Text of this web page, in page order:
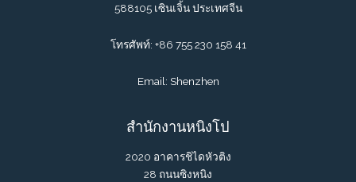
588105 เซินเจิ้น ประเทศจีน
โทรศัพท์: +86 755 230 158 41
Email: Shenzhen
สำนักงานหนิงโป
2020 อาคารชิไดหัวติง
28 ถนนซิงหนิง